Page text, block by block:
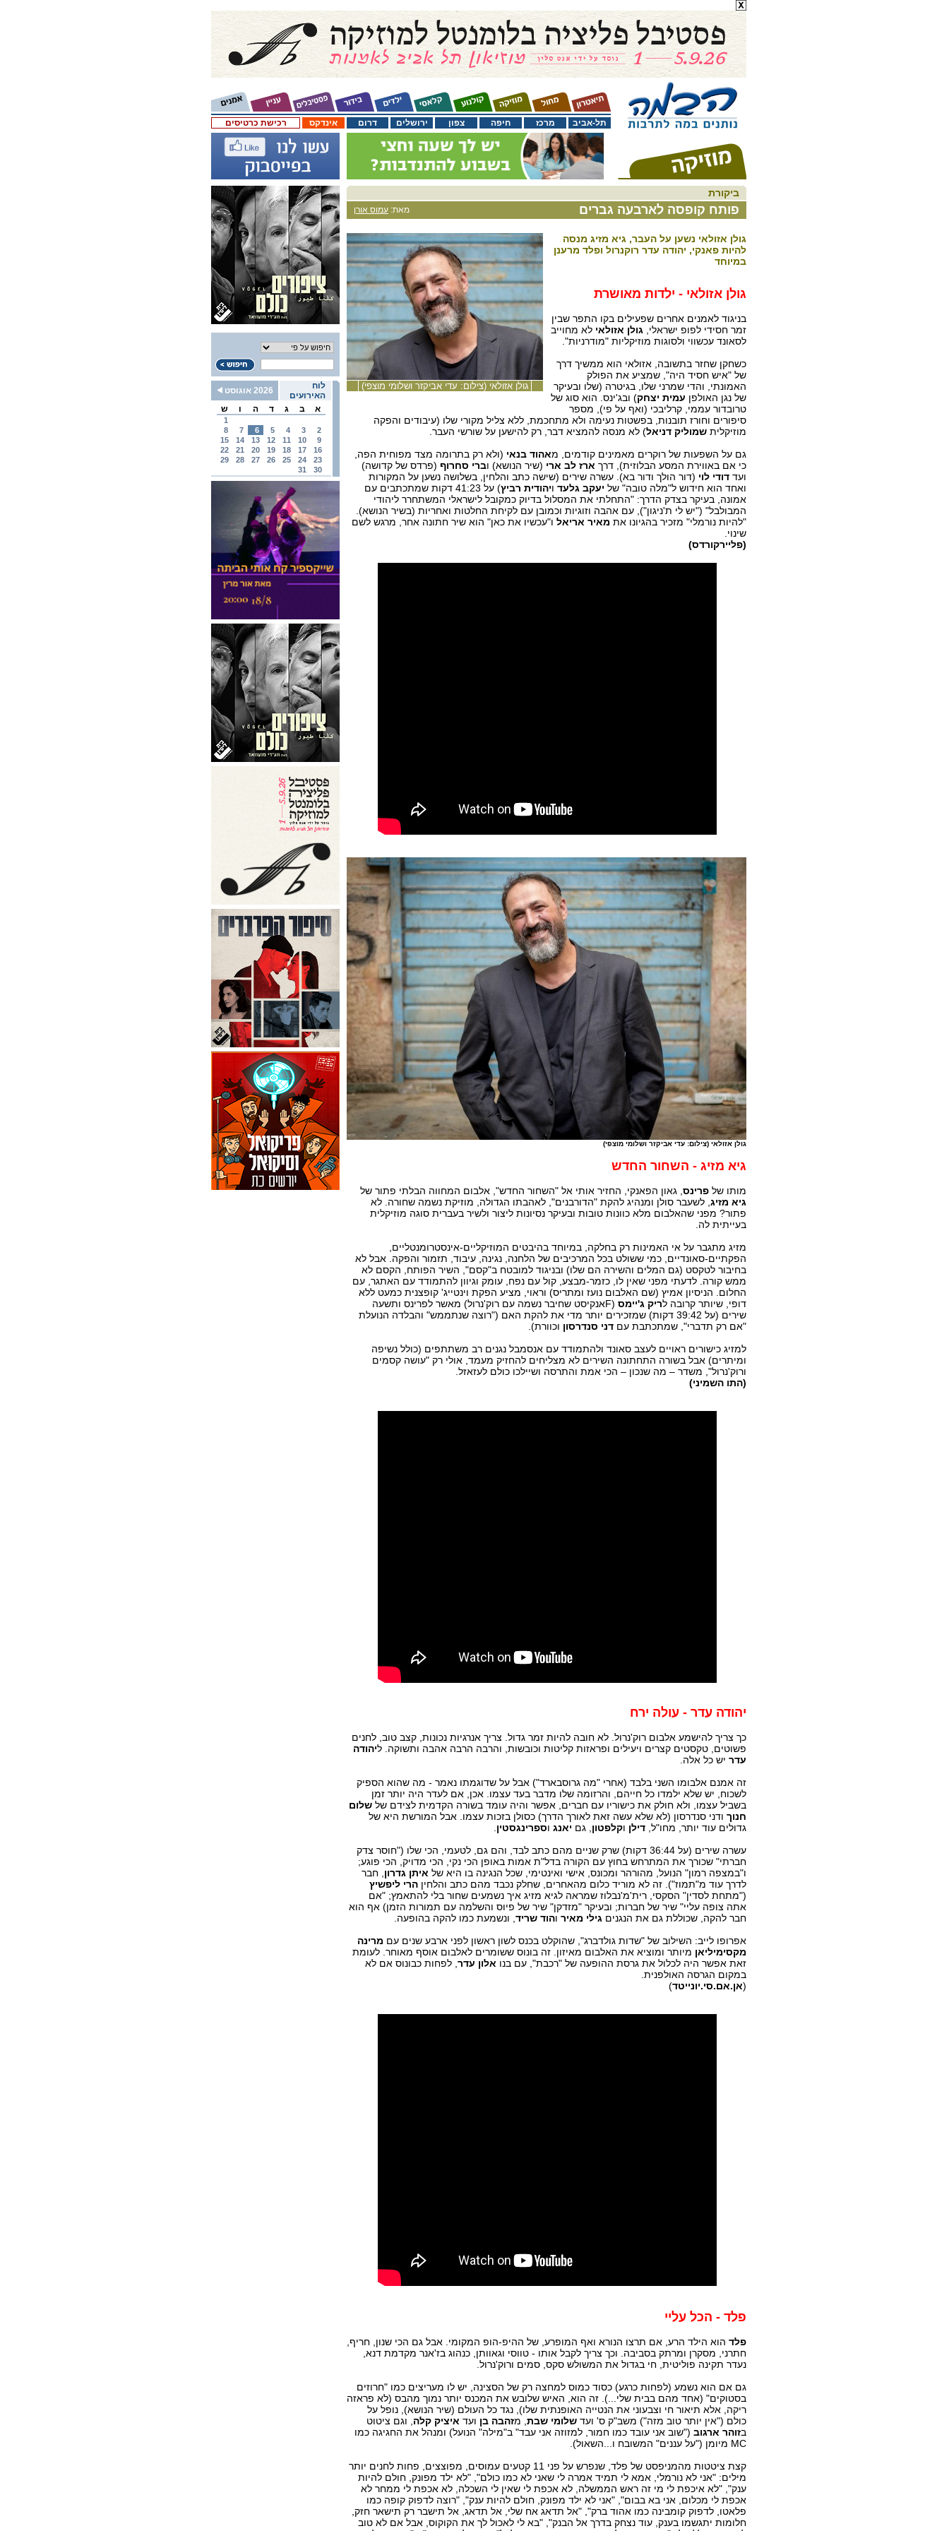
רכישת כרטיסים אינדקס דרום ירושלים צפון חיפה מרכז תל-אביב
לוח
האירועים
2026 אוגוסט
א
ב ג ד ה ו ש
1
2
3
4
5
6
7
8
9
10
11
12
13
14
15
16
17
18
19
20
21
22
23
24
25
26
27
28
29
30
31
ביקורת
מאת: עמוס אורן פותח קופסה לארבעה גברים
גולן אזולאי (צילום: עדי אביקזר ושלומי מוצפי)
גולן אזולאי נשען על העבר, גיא מזיג מנסה
להיות פאנקי, יהודה עדר רוקנרול ופלד מרענן
במיוחד
גולן אזולאי - ילדות מאושרת
בניגוד לאמנים אחרים שפעילים בקו התפר שבין
זמר חסידי לפופ ישראלי, גולן אזולאי לא מחוייב
לסאונד עכשווי ולסוגות מוזיקליות "מודרניות".
כשחקן שחזר בתשובה, אזולאי הוא ממשיך דרך
של "איש חסיד היה", שמציע את הפולק
האמונתי, והדי שמרני שלו, בגיטרה (שלו ובעיקר
של נגן האולפן עמית יצחק) ובג'ינס. הוא סוג של
טרובדור עממי, קרליבכי (ואף על פי), מספר
סיפורים וחורז תובנות, בפשטות נעימה ולא מתחכמת, ללא צליל מקורי שלו (עיבודים והפקה
מוזיקלית שמוליק דניאל) לא מנסה להמציא דבר, רק להישען על שורשי העבר.
גם על השפעות של רוקרים מאמינים קודמים, מאהוד בנאי (ולא רק בתרומה מצד מפוחית הפה,
כי אם באווירת המסע הבלוזית), דרך ארז לב ארי (שיר הנושא) וברי סחרוף (פרדס של קדושה)
ועד דודי לוי (דור הולך ודור בא). עשרה שירים (שישה כתב והלחין, בשלושה נשען על המקורות
ואחד הוא חידוש ל"מלה טובה" של יעקב גלעד ויהודית רביץ
) על 41:23 דקות שמתכתבים עם
אמונה, בעיקר בצדק הדרך: "התחלתי את המסלול בדיוק כמקובל לישראלי המשתחרר ליהודי
המבולבל" ("יש לי ת'ניגון"), עם אהבה וזוגיות וכמובן עם לקיחת החלטות ואחריות (בשיר הנושא).
"להיות נורמלי" מזכיר בהגיונו את מאיר אריאל ו"עכשיו את כאן" הוא שיר חתונה אחר, מרגש לשם
שינוי.
(פליירקורדס)
גולן אזולאי (צילום: עדי אביקזר ושלומי מוצפי)
גיא מזיג - השחור החדש
מותו של פרינס , גאון הפאנקי, החזיר אותי אל "השחור החדש", אלבום המחווה הבלתי פתור של
גיא מזיג , לשעבר סולן ומנהיג להקת "הדורבנים", לאהבתו הגדולה, מוזיקת נשמה שחורה. לא
פתור? מפני שהאלבום מלא כוונות טובות ובעיקר נסיונות ליצור ולשיר בעברית סוגה מוזיקלית
בעייתית לה.
מזיג מתגבר על אי האמינות רק בחלקה, במיוחד בהיבטים המוזיקליים-אינסטרומנטליים,
הפקתיים-סאונדיים, כמי ששולט בכל המרכיבים של הלחנה, נגינה, עיבוד, תזמור והפקה. אבל לא
בחיבור לטקסט (גם המלים והשירה הם שלו) ובניגוד למובטח ב"קסם", השיר הפותח, הקסם לא
ממש קורה. לדעתי מפני שאין לו, כזמר-מבצע, קול עם נפח, עומק וגיוון להתמודד עם האתגר, עם
החלום. הניסיון אמיץ (שם האלבום נועז ומתריס) וראוי, מציע הפקת וינטייג' קופצנית כמעט ללא
דופי, שיותר קרובה לריק ג'יימס
(Fאנקיסט שחיבר נשמה עם רוק'נרול) מאשר לפרינס ותשעה
שירים (על 39:42 דקות) שמזכירים יותר מדי את להקת האם ("רוצה שנתממש" והבלדה הנועלת
"אם רק תדברי", שמתכתבת עם דני סנדרסון וכוורת).
למזיג כישורים ראויים לעצב סאונד ולהתמודד עם אנסמבל נגנים רב משתתפים (כולל נשיפה
ומיתרים) אבל בשורה התחתונה השירים לא מצליחים להחזיק מעמד, אולי רק "עושה קסמים
ורוק'נרול", משדר – מה שנכון – הכי אמת והתרסה ושיילכו כולם לעזאזל.
(התו השמיני)
יהודה עדר - עולה ירח
כך צריך להישמע אלבום רוק'נרול. לא חובה להיות זמר גדול. צריך אנרגיות נכונות, קצב טוב, לחנים
פשוטים, טקסטים קצרים ויעילים ופראזות קליטות וכובשות, והרבה הרבה אהבה ותשוקה. ליהודה
עדר יש כל אלה.
זה אמנם אלבומו השני בלבד (אחרי "מה גרוסבארד") אבל על שדוגמתו נאמר - מה שהוא הספיק
לשכוח, יש שלא ילמדו כל חייהם, והרזומה שלו מדבר בעד עצמו. אכן, אם לעדר היה יותר זמן
בשביל עצמו, ולא חולק את כישוריו עם חברים, אפשר והיה עומד בשורה הקדמית לצידם של שלום
חנוך ודני סנדרסון (לא שלא עשה זאת לאורך הדרך) כסולן בזכות עצמו. אבל המורשת היא של
גדולים עוד יותר, מחו"ל, דילן וקלפטון , גם יאנג וספרינגסטין
עשרה שירים (על 36:44 דקות) שרק שניים מהם כתב לבד, והם גם, לטעמי, הכי שלו ("חוסר צדק
חברתי" שכורך את המתרחש בחוץ עם הקורה בדל"ת אמות באופן הכי נקי, הכי מדויק, הכי פוגע;
ו"במצפה רמון" הנועל, מהורהר ומכונס, אישי ואינטימי, שכל הנגינה בו היא של איתן גדרון , חבר
לדרך עוד מ"תמוז"). זה לא מוריד כלום מהאחרים, שחלק נכבד מהם כתב והלחין הרי ליפשיץ
("מתחת לסדין" הסקסי, רית'מ'נבלוז שמראה לגיא מזיג איך נשמעים שחור בלי להתאמץ; "אם
אתה צופה עליי" שיר של חברות; ובעיקר "מזדקן" שיר של פיוס והשלמה עם תמורות הזמן) אף הוא
חבר להקה, שכוללת גם את הנגנים גילי מאיר והוד שריד , ונשמעת כמו להקה בהופעה.
אפרופו לייב: השילוב של "שדות גולדברג", שהוקלט בכנס לשון ראשון לפני ארבע שנים עם מרינה
מקסימיליאן מיותר ומוציא את האלבום מאיזון. זה בונוס ששומרים לאלבום אוסף מאוחר. לעומת
זאת אפשר היה לכלול את גרסת ההופעה של "רכבת", עם בנו אלון עדר , לפחות כבונוס אם לא
במקום הגרסה האולפנית.
(אן.אם.סי.יונייטד)
פלד - הכל עליי
פלד הוא הילד הרע, אם תרצו הנורא ואף המופרע, של ההיפ-הופ המקומי. אבל גם הכי שנון, חריף,
חתרני, מסקרן ומרתק בסביבה. וכך צריך לקבל אותו - טווסי וגאוותן, כנהוג בז'אנר מקדמת דנא,
נעדר תקינה פוליטית, חי בגדול את המשולש סקס, סמים ורוק'נרול.
גם אם הוא נשמע (לפחות כרגע) כסוד כמוס למחצה רק של הסצינה, יש לו מעריצים כמו "חרוזים
בסטוקים" (אחד מהם בבית שלי...). זה הוא, האיש שלובש את המכנס יותר נמוך מהבס (לא פראזה
ריקה, אלא תיאור חי וצבעוני את הנטייה האופנתית שלו), נגד כל העולם (שיר הנושא), נופל על
כולם ("אין יותר טוב מזה") משב"ק ס' ועד שלומי שבת , מזהבה בן ועד איציק קלה , וגם ציטוט
בזוהר ארגוב ("שוב אני עובד כמו חמור, למזוזה אני עבד" ב"מילה" הנועל) ומנהל את החגיגה כמו
MC מיומן ("על עננים" המשובח ו...השאול).
קצת ציטטות מהמניפסט של פלד, שנפרש על פני 11 קטעים עמוסים, מפוצצים, פחות לחנים יותר
מילים: "אני לא נורמלי, אמא לי תמיד אמרה לי שאני לא כמו כולם", "לא ילד מפונק, חולם להיות
ענק", "לא איכפת לי מי זה ראש הממשלה, לא אכפת לי שאין לי השכלה, לא אכפת לי ממחר לא
אכפת לי מכלום, אני בא בבום", "אני לא ילד מפונק, חולם להיות ענק", "רוצה לדפוק קופה כמו
פלאטו, לדפוק קומבינה כמו אהוד ברק", "אל תדאג אח שלי, אל תדאג, אל תישבר רק תישאר חזק,
חלומות יתגשמו בענק, עוד נצחק בדרך אל הבנק", "בא לי לאכול לך את הקוקוס, אבל אם לא טוב